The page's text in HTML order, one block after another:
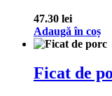
47.30 lei
Adaugă în coș
Ficat de